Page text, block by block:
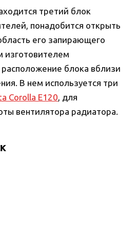
третий блок
понадобится открыть
его запирающего
изготовителем
блока вблизи
В нем используется три
Corolla Е120, для
вентилятора радиатора.